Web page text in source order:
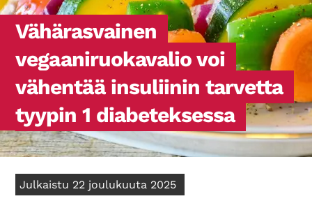
Vähärasvainen
vegaaniruokavalio voi
vähentää insuliinin tarvetta
tyypin 1 diabeteksessa
Julkaistu 22 joulukuuta 2025